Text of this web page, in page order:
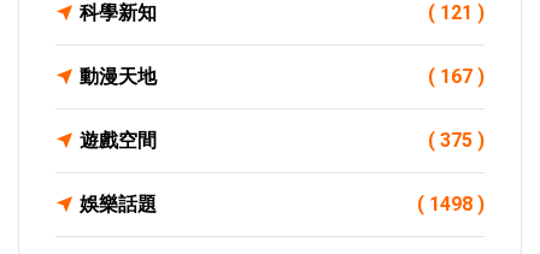
科學新知 ( 121 )
動漫天地 ( 167 )
遊戲空間 ( 375 )
娛樂話題 ( 1498 )